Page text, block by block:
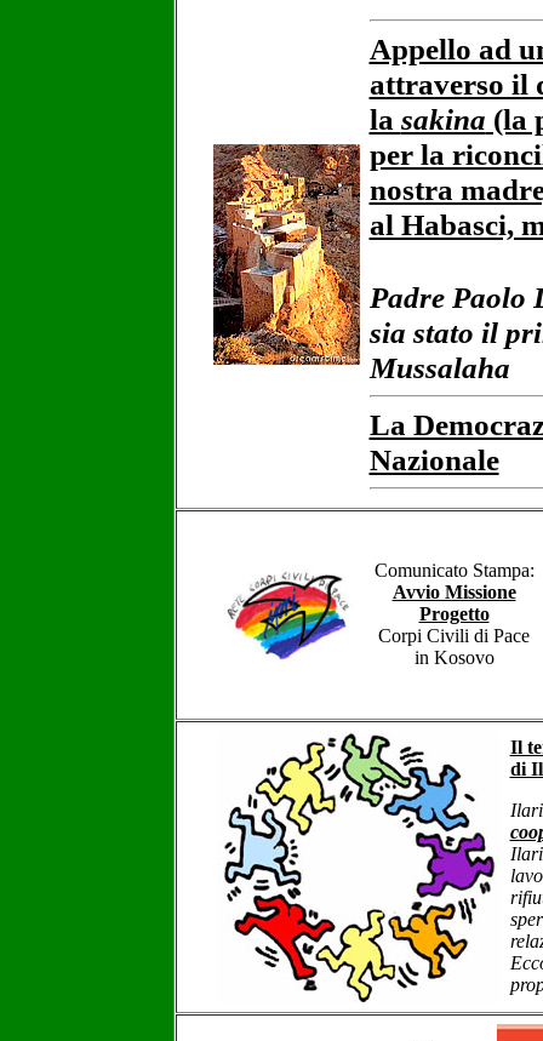
Appello ad
attraverso il
la sakina (la
per la
nostra
al Habasci,
Padre Paolo
sia stato il
Mussalaha
La
Nazionale
Comunicato Stampa:
Avvio Missione
Progetto
Corpi Civili di Pace
in Kosovo
Il
di